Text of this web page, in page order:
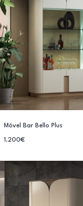
Móvel Bar Bello Plus
1.200€